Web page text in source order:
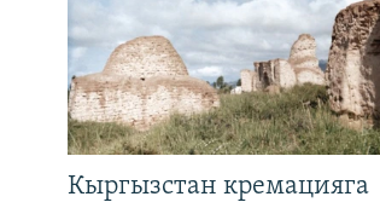
Кыргызстан кремацияга